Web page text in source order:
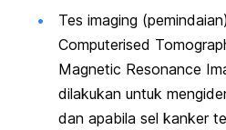
Tes imaging
Computerised
Magnetic Resonance
dilakukan untuk
dan apabila sel kanker